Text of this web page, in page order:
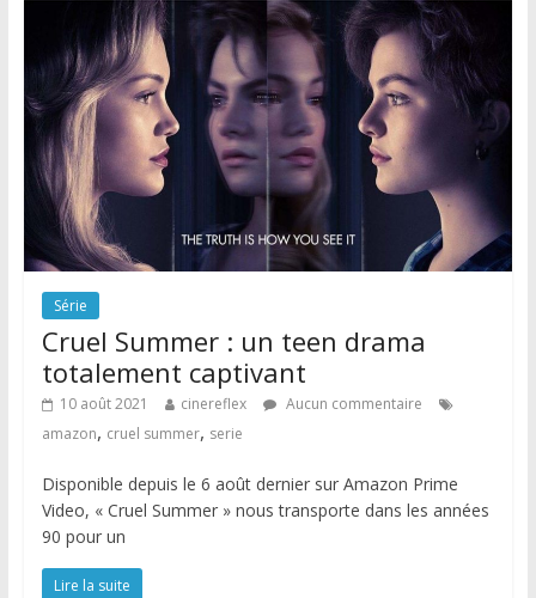
Série
Cruel Summer : un teen drama
totalement captivant
10 août 2021 cinereflex
Aucun commentaire
amazon, cruel summer, serie
Disponible depuis le 6 août dernier sur Amazon Prime
Video, « Cruel Summer » nous transporte dans les années
90 pour un
Lire la suite